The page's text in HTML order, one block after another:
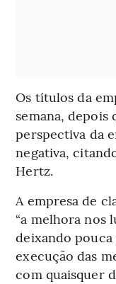
Os títulos da
semana, depois
perspectiva da
negativa,
Hertz.
A empresa de
“a melhora nos
deixando
execução das
com quaisquer